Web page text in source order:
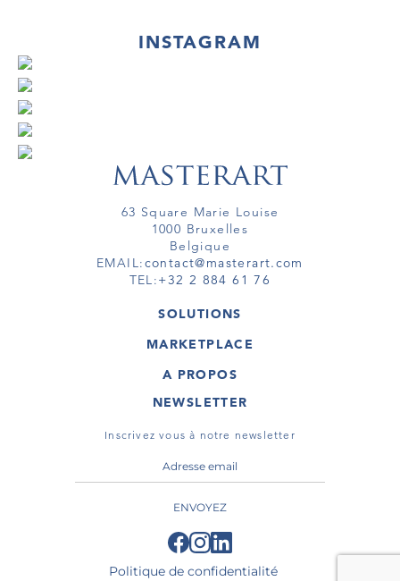
INSTAGRAM
63 Square Marie Louise
1000 Bruxelles
Belgique
EMAIL:contact@masterart.com
TEL:+32 2 884 61 76
SOLUTIONS
GALERIE
ARTISTE
TOUR VIRTUEL
MARKETPLACE
OEUVRES D'ART
TOURS VIRTUELS
A PROPOS
MASTERART
CONDITIONS GÉNÉRALES
NEWSLETTER
Inscrivez vous à notre newsletter
ENVOYEZ
Politique de confidentialité